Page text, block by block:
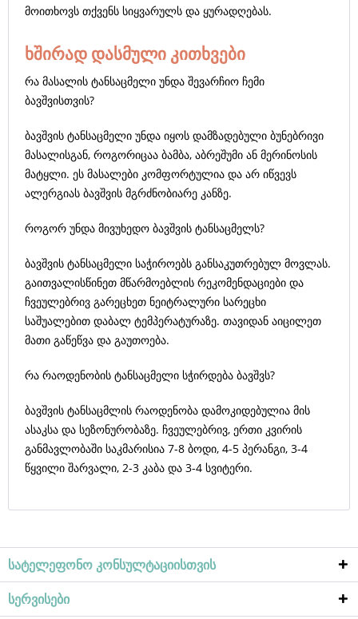
მოითხოვს თქვენს სიყვარულს და ყურადღებას.
ხშირად დასმული კითხვები
რა მასალის ტანსაცმელი უნდა შევარჩიო ჩემი
ბავშვისთვის?
ბავშვის ტანსაცმელი უნდა იყოს დამზადებული ბუნებრივი
მასალისგან, როგორიცაა ბამბა, აბრეშუმი ან მერინოსის
მატყლი. ეს მასალები კომფორტულია და არ იწვევს
ალერგიას ბავშვის მგრძნობიარე კანზე.
როგორ უნდა მივუხედო ბავშვის ტანსაცმელს?
ბავშვის ტანსაცმელი საჭიროებს განსაკუთრებულ მოვლას.
გაითვალისწინეთ მწარმოებლის რეკომენდაციები და
ჩვეულებრივ გარეცხეთ ნეიტრალური სარეცხი
საშუალებით დაბალ ტემპერატურაზე. თავიდან აიცილეთ
მათი გაწეწვა და გაუთოება.
რა რაოდენობის ტანსაცმელი სჭირდება ბავშვს?
ბავშვის ტანსაცმლის რაოდენობა დამოკიდებულია მის
ასაკსა და სეზონურობაზე. ჩვეულებრივ, ერთი კვირის
განმავლობაში საკმარისია 7-8 ბოდი, 4-5 პერანგი, 3-4
წყვილი შარვალი, 2-3 კაბა და 3-4 სვიტერი.
სატელეფონო კონსულტაციისთვის
სერვისები